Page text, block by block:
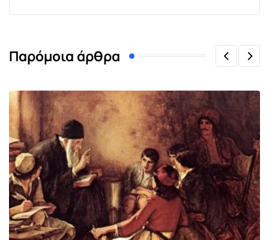
Παρόμοια άρθρα